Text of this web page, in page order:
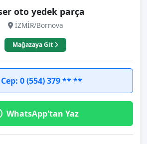
oto yedek parça
İZMİR/Bornova
Mağazaya Git
Cep: 0 (554) 379 ** **
WhatsApp'tan Yaz